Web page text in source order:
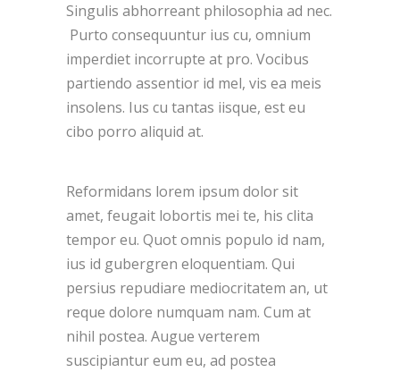
Singulis abhorreant philosophia ad nec.
Purto consequuntur ius cu, omnium
imperdiet incorrupte at pro. Vocibus
partiendo assentior id mel, vis ea meis
insolens. Ius cu tantas iisque, est eu
cibo porro aliquid at.
Reformidans lorem ipsum dolor sit
amet, feugait lobortis mei te, his clita
tempor eu. Quot omnis populo id nam,
ius id gubergren eloquentiam. Qui
persius repudiare mediocritatem an, ut
reque dolore numquam nam. Cum at
nihil postea. Augue verterem
suscipiantur eum eu, ad postea